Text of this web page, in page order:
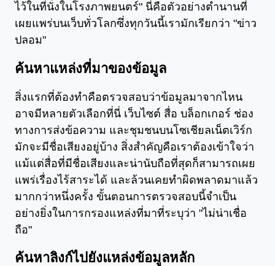
ไว้ในที่นั่งในโรงภาพยนตร์" นี่คือตัวอย่างตำนานที่
เผยแพร่บนเว็บทั่วโลกซึ่งทุกวันนี้เรามักเรียกว่า "ข่าว
ปลอม"
ค้นหาแหล่งที่มาของข้อมูล
สิ่งแรกที่ต้องทำคือตรวจสอบว่าข้อมูลมาจากไหน
อาจมีหลายตัวเลือกที่นี่ เว็บไซต์ สื่อ บล็อกเกอร์ ช่อง
ทางการส่งข้อความ และชุมชนบนโซเชียลเน็ตเวิร์ก
มักจะมีชื่อเสียงอยู่บ้าง สิ่งสำคัญคือเราต้องเข้าใจว่า
แม้แต่สื่อที่มีชื่อเสียงและน่านับถือที่สุดก็สามารถเผย
แพร่เรื่องไร้สาระได้ และล้วนเคยทำผิดพลาดมาแล้ว
มากกว่าหนึ่งครั้ง ขั้นตอนการตรวจสอบนี้จำเป็น
อย่างยิ่งในการกรองแหล่งที่มาที่ระบุว่า "ไม่น่าเชื่อ
ถือ"
ค้นหาลิงก์ไปยังแหล่งข้อมูลหลัก